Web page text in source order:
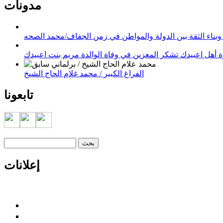
مدونات
الثقة بين الدولة والمواطن في زمن الجفاف/محمد الصحه
أهل اعبيدك تشكر المعزين في وفاة الوالدة مريم بنت اعبيدك
الفراغ الكبير / محمد غلام الحاج الشيخ
تابعونا
إعلانات